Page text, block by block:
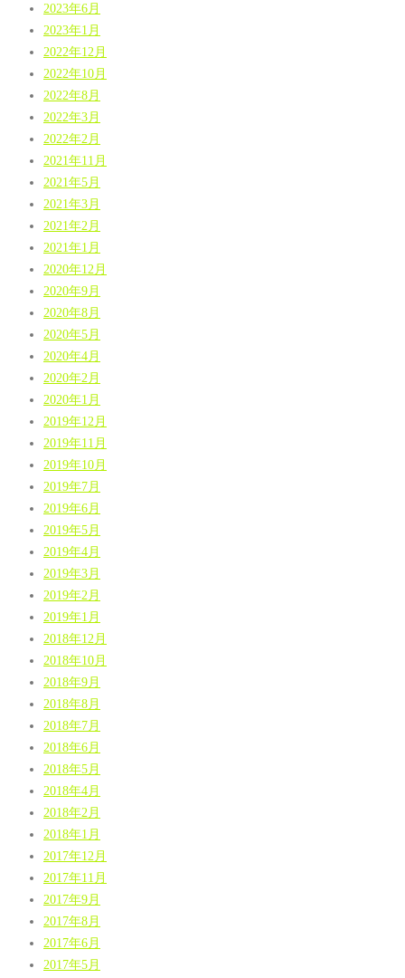
2023年6月
2023年1月
2022年12月
2022年10月
2022年8月
2022年3月
2022年2月
2021年11月
2021年5月
2021年3月
2021年2月
2021年1月
2020年12月
2020年9月
2020年8月
2020年5月
2020年4月
2020年2月
2020年1月
2019年12月
2019年11月
2019年10月
2019年7月
2019年6月
2019年5月
2019年4月
2019年3月
2019年2月
2019年1月
2018年12月
2018年10月
2018年9月
2018年8月
2018年7月
2018年6月
2018年5月
2018年4月
2018年2月
2018年1月
2017年12月
2017年11月
2017年9月
2017年8月
2017年6月
2017年5月